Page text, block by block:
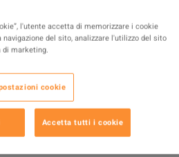
The Savage Frontier Pack DLC
CD Key
daSafe_purchase
in
l'utente accetta di memorizzare i cookie
del sito, analizzare l'utilizzo del sito
marketing.
cookie
Accetta tutti i cookie